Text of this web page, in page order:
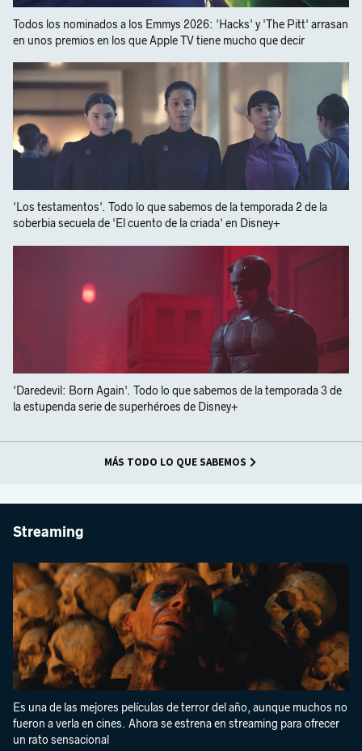
Todos los nominados a los Emmys 2026: 'Hacks' y 'The Pitt' arrasan
en unos premios en los que Apple TV tiene mucho que decir
'Los testamentos'. Todo lo que sabemos de la temporada 2 de la
soberbia secuela de 'El cuento de la criada' en Disney+
'Daredevil: Born Again'. Todo lo que sabemos de la temporada 3 de
la estupenda serie de superhéroes de Disney+
MÁS TODO LO QUE SABEMOS
Streaming
Es una de las mejores películas de terror del año, aunque muchos no
fueron a verla en cines. Ahora se estrena en streaming para ofrecer
un rato sensacional